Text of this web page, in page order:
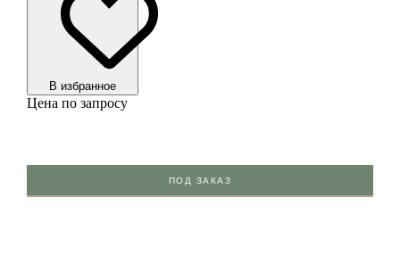
В избранноe
Цена по запросу
ПОД ЗАКАЗ